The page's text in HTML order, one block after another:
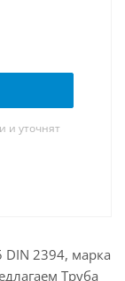
и уточнят
DIN 2394, марка
Труба